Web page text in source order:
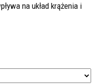
na układ krążenia i